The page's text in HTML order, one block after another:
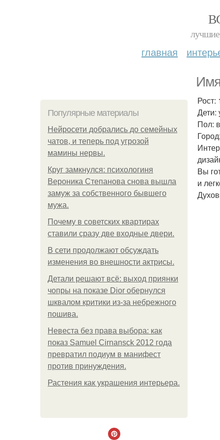
лучшие
главная
Популярные материалы
Нейросети добрались до семейных
чатов, и теперь под угрозой
мамины нервы.
Круг замкнулся: психологиня
Вероника Степанова снова вышла
замуж за собственного бывшего
мужа.
Почему в советских квартирах
ставили сразу две входные двери.
В сети продолжают обсуждать
изменения во внешности актрисы.
Детали решают всё: выход приянки
чопры на показе Dior обернулся
шквалом критики из-за небрежного
пошива.
Невеста без права выбора: как
показ Samuel Cirnansck 2012 года
превратил подиум в манифест
против принуждения.
Растения как украшения интерьера.
Рост:
Дети:
Пол:
Вы
и